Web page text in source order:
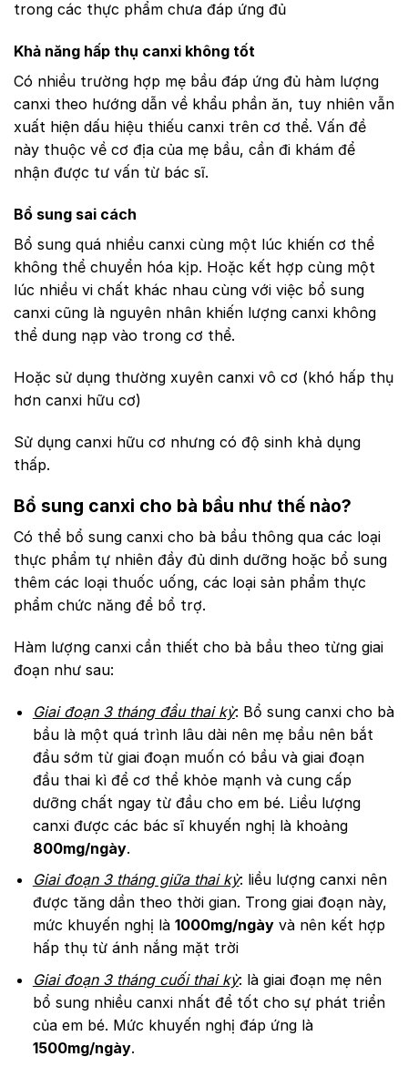
trong các thực phẩm chưa đáp ứng đủ
Khả năng hấp thụ canxi không tốt
Có nhiều trường hợp mẹ bầu đáp ứng đủ hàm lượng
canxi theo hướng dẫn về khẩu phần ăn, tuy nhiên vẫn
xuất hiện dấu hiệu thiếu canxi trên cơ thể. Vấn đề
này thuộc về cơ địa của mẹ bầu, cần đi khám để
nhận được tư vấn từ bác sĩ.
Bổ sung sai cách
Bổ sung quá nhiều canxi cùng một lúc khiến cơ thể
không thể chuyển hóa kịp. Hoặc kết hợp cùng một
lúc nhiều vi chất khác nhau cùng với việc bổ sung
canxi cũng là nguyên nhân khiến lượng canxi không
thể dung nạp vào trong cơ thể.
Hoặc sử dụng thường xuyên canxi vô cơ (khó hấp thụ
hơn canxi hữu cơ)
Sử dụng canxi hữu cơ nhưng có độ sinh khả dụng
thấp.
Bổ sung canxi cho bà bầu như thế nào?
Có thể bổ sung canxi cho bà bầu thông qua các loại
thực phẩm tự nhiên đầy đủ dinh dưỡng hoặc bổ sung
thêm các loại thuốc uống, các loại sản phẩm thực
phẩm chức năng để bổ trợ.
Hàm lượng canxi cần thiết cho bà bầu theo từng giai
đoạn như sau:
Giai đoạn 3 tháng đầu thai kỳ: Bổ sung canxi cho bà
bầu là một quá trình lâu dài nên mẹ bầu nên bắt
đầu sớm từ giai đoạn muốn có bầu và giai đoạn
đầu thai kì để cơ thể khỏe mạnh và cung cấp
dưỡng chất ngay từ đầu cho em bé. Liều lượng
canxi được các bác sĩ khuyến nghị là khoảng
800mg/ngày.
Giai đoạn 3 tháng giữa thai kỳ: liều lượng canxi nên
được tăng dần theo thời gian. Trong giai đoạn này,
mức khuyến nghị là 1000mg/ngàyvà nên kết hợp
hấp thụ từ ánh nắng mặt trời
Giai đoạn 3 tháng cuối thai kỳ: là giai đoạn mẹ nên
bổ sung nhiều canxi nhất để tốt cho sự phát triển
của em bé. Mức khuyến nghị đáp ứng là
1500mg/ngày.